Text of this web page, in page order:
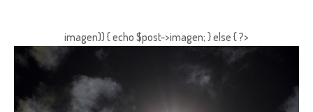
imagen)) { echo $post->imagen; } else { ?>